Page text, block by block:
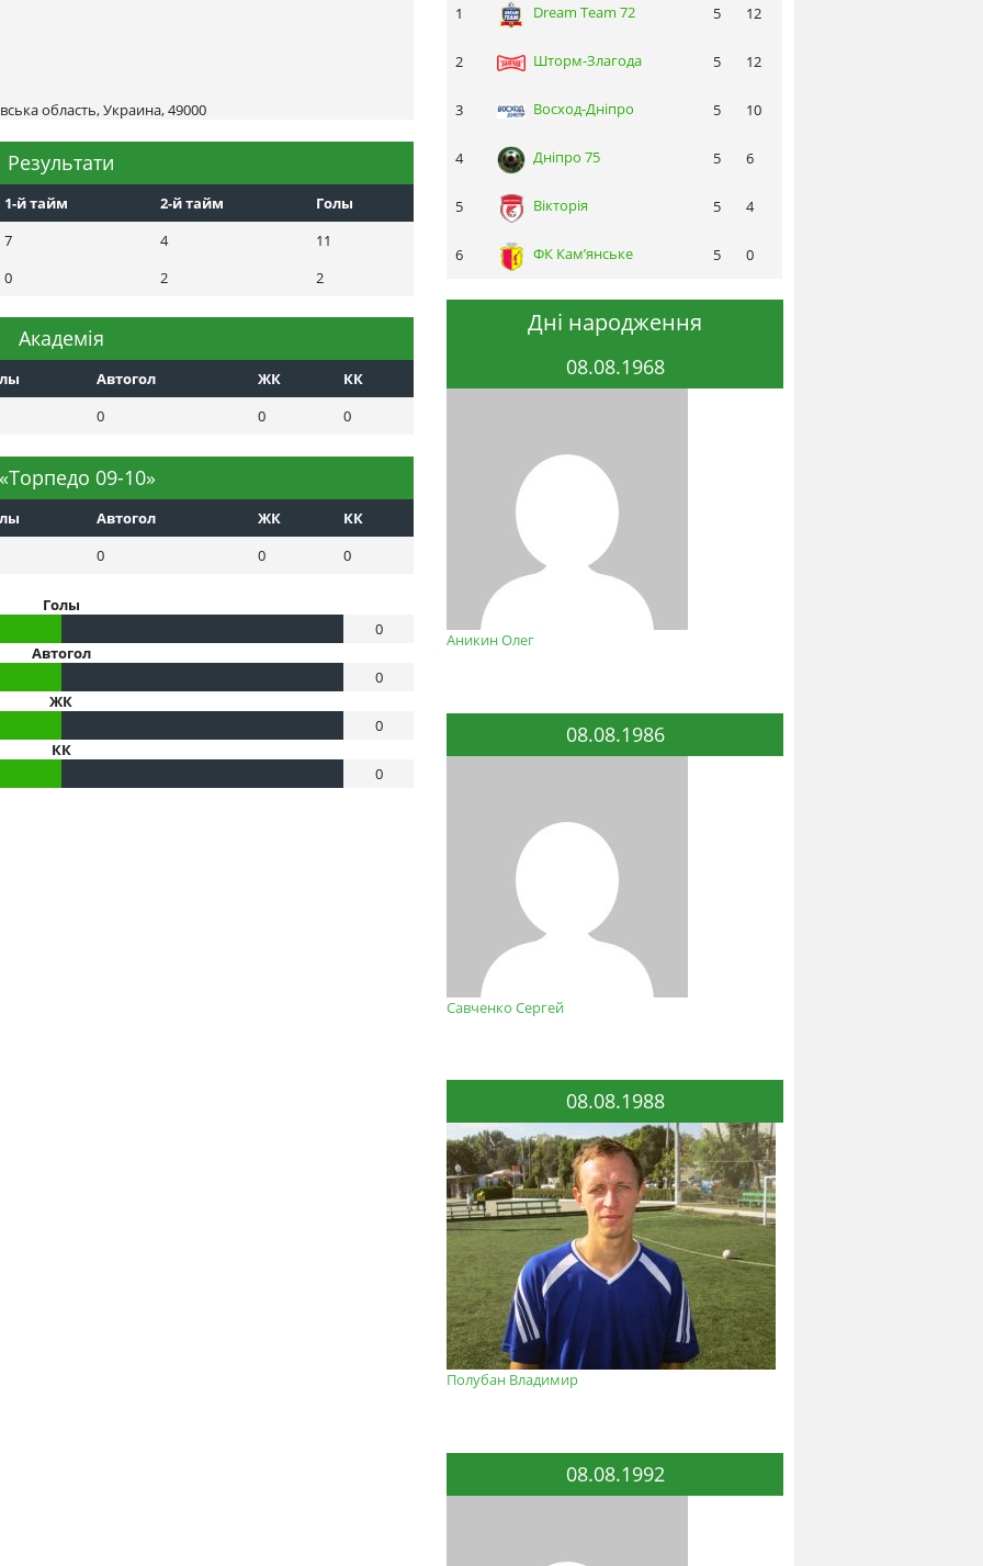
область, Украина, 49000
Результати
1-й тайм 2-й тайм
Голы
7 4
11
0 2 2
Академія
Автогол ЖК
КК
0 0 0
09-10»
Автогол ЖК
КК
0 0 0
Голы
0
Автогол
0
ЖК
0
КК
0
1 Dream Team 72 5 12
2 Шторм-Злагода 5 12
3 Восход-Днiпро 5 10
4 Днiпро 75 5 6
5 Вікторія 5 4
6 ФК Кам’янське 5 0
Дні народження
08.08.1968
Аникин Олег
08.08.1986
Савченко Сергей
08.08.1988
Полубан Владимир
08.08.1992